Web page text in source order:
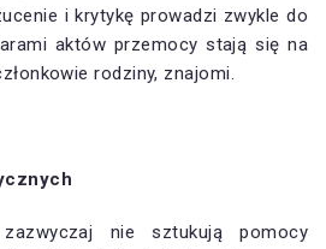
i krytykę prowadzi zwykle do
aktów przemocy stają się na
rodziny, znajomi.
nie sztukują pomocy